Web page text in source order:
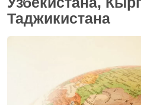
Таджикистана